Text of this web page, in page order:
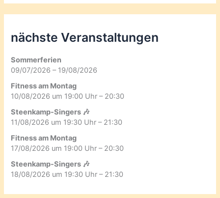
nächste Veranstaltungen
Sommerferien
09/07/2026 – 19/08/2026
Fitness am Montag
10/08/2026 um 19:00 Uhr – 20:30
Steenkamp-Singers 🎶
11/08/2026 um 19:30 Uhr – 21:30
Fitness am Montag
17/08/2026 um 19:00 Uhr – 20:30
Steenkamp-Singers 🎶
18/08/2026 um 19:30 Uhr – 21:30